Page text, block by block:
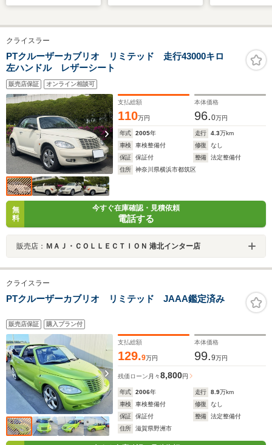
ィブクルーズコントロ
ール ETC 横滑り防止
装置 衝突被害軽減ブ
レーキ
チ純正ナビ ETC バ
スライドドア アダプ
ティブクルーズコント
ーフレザーシ
キープアシス
クライスラー
PTクルーザーカブリオ リミテッド 走行43000キロ
左ハンドル レザーシート
販売店保証 オンライン相談可
支払総額
110万円
本体価格
96.0万円
年式 2005年 走行 4.3万km
車検
車検整備付 修復
なし
保証
保証付 整備
法定整備付
住所
神奈川県横浜市都筑区
無
料
今すぐ在庫確認・見積依頼
電話する
販売店： ＭＡＪ・ＣＯＬＬＥＣＴＩＯＮ 港北インター店
クライスラー
PTクルーザーカブリオ リミテッド JAAA鑑定済み
販売店保証 購入プラン付
支払総額
129.9万円
本体価格
99.9万円
残価ローン 月々8,800円
年式 2006年 走行 8.9万km
車検
車検整備付 修復
なし
保証
保証付 整備
法定整備付
住所
滋賀県野洲市